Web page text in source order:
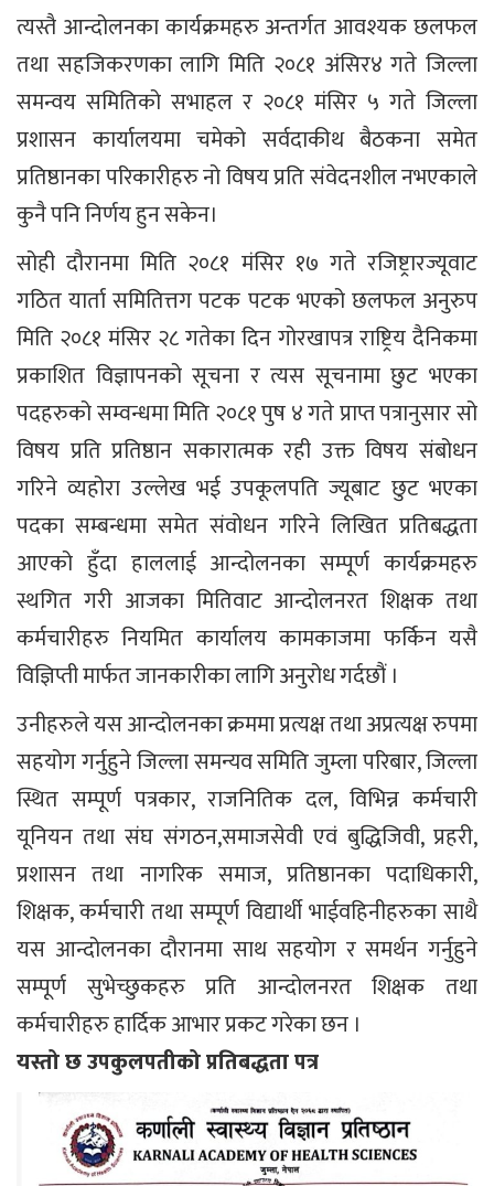
त्यस्तै आन्दोलनका कार्यक्रमहरु अन्तर्गत आवश्यक छलफल
तथा सहजिकरणका लागि मिति २०८१ अंसिर४ गते जिल्ला
समन्वय समितिको सभाहल र २०८१ मंसिर ५ गते जिल्ला
प्रशासन कार्यालयमा चमेको सर्वदाकीथ बैठकना समेत
प्रतिष्ठानका परिकारीहरु नो विषय प्रति संवेदनशील नभएकाले
कुनै पनि निर्णय हुन सकेन।
सोही दौरानमा मिति २०८१ मंसिर १७ गते रजिष्ट्रारज्यूवाट
गठित यार्ता समितित्तग पटक पटक भएको छलफल अनुरुप
मिति २०८१ मंसिर २८ गतेका दिन गोरखापत्र राष्ट्रिय दैनिकमा
प्रकाशित विज्ञापनको सूचना र त्यस सूचनामा छुट भएका
पदहरुको सम्वन्धमा मिति २०८१ पुष ४ गते प्राप्त पत्रानुसार सो
विषय प्रति प्रतिष्ठान सकारात्मक रही उक्त विषय संबोधन
गरिने व्यहोरा उल्लेख भई उपकूलपति ज्यूबाट छुट भएका
पदका सम्बन्धमा समेत संवोधन गरिने लिखित प्रतिबद्धता
आएको हुँदा हाललाई आन्दोलनका सम्पूर्ण कार्यक्रमहरु
स्थगित गरी आजका मितिवाट आन्दोलनरत शिक्षक तथा
कर्मचारीहरु नियमित कार्यालय कामकाजमा फर्किन यसै
विज्ञिप्ती मार्फत जानकारीका लागि अनुरोध गर्दछौं ।
उनीहरुले यस आन्दोलनका क्रममा प्रत्यक्ष तथा अप्रत्यक्ष रुपमा
सहयोग गर्नुहुने जिल्ला समन्यव समिति जुम्ला परिबार, जिल्ला
स्थित सम्पूर्ण पत्रकार, राजनितिक दल, विभिन्न कर्मचारी
यूनियन तथा संघ संगठन,समाजसेवी एवं बुद्धिजिवी, प्रहरी,
प्रशासन तथा नागरिक समाज, प्रतिष्ठानका पदाधिकारी,
शिक्षक, कर्मचारी तथा सम्पूर्ण विद्यार्थी भाईवहिनीहरुका साथै
यस आन्दोलनका दौरानमा साथ सहयोग र समर्थन गर्नुहुने
सम्पूर्ण सुभेच्छुकहरु प्रति आन्दोलनरत शिक्षक तथा
कर्मचारीहरु हार्दिक आभार प्रकट गरेका छन ।
यस्तो छ उपकुलपतीको प्रतिबद्धता पत्र